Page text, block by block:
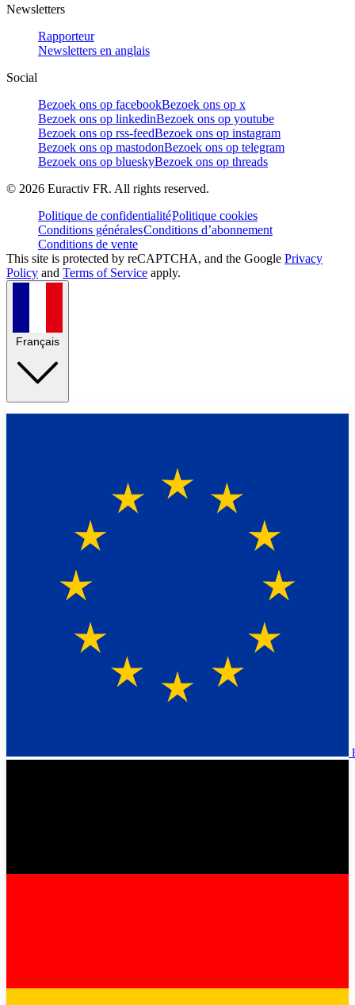
Newsletters
Rapporteur
Newsletters en anglais
Social
Bezoek ons op facebookBezoek ons op x
Bezoek ons op linkedinBezoek ons op youtube
Bezoek ons op rss-feedBezoek ons op instagram
Bezoek ons op mastodonBezoek ons op telegram
Bezoek ons op blueskyBezoek ons op threads
© 2026 Euractiv FR. All rights reserved.
Politique de confidentialitéPolitique cookies
Conditions généralesConditions d’abonnement
Conditions de vente
This site is protected by reCAPTCHA, and the Google Privacy
Policy and Terms of Service apply.
Français